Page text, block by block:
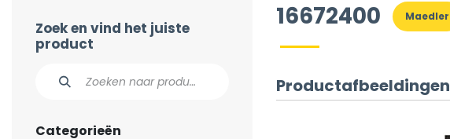
Zoek en vind het juiste
product
Categorieën
16672400 Maedler
Productafbeeldingen